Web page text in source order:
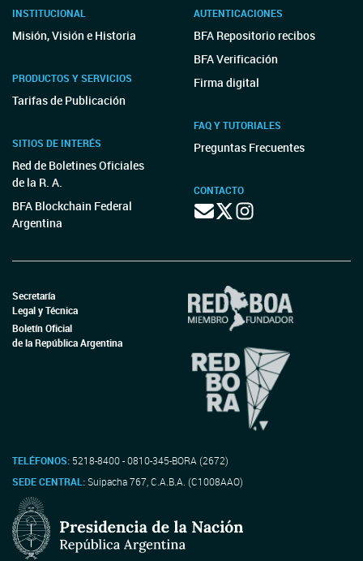
INSTITUCIONAL
Misión, Visión e Historia
PRODUCTOS Y SERVICIOS
Tarifas de Publicación
SITIOS DE INTERÉS
Red de Boletines Oficiales
de la R. A.
BFA Blockchain Federal
Argentina
AUTENTICACIONES
BFA Repositorio recibos
BFA Verificación
Firma digital
FAQ Y TUTORIALES
Preguntas Frecuentes
CONTACTO
Secretaría
Legal y Técnica
Boletín Oficial
de la República Argentina
TELÉFONOS: 5218-8400 - 0810-345-BORA (2672)
SEDE CENTRAL:Suipacha 767, C.A.B.A. (C1008AAO)